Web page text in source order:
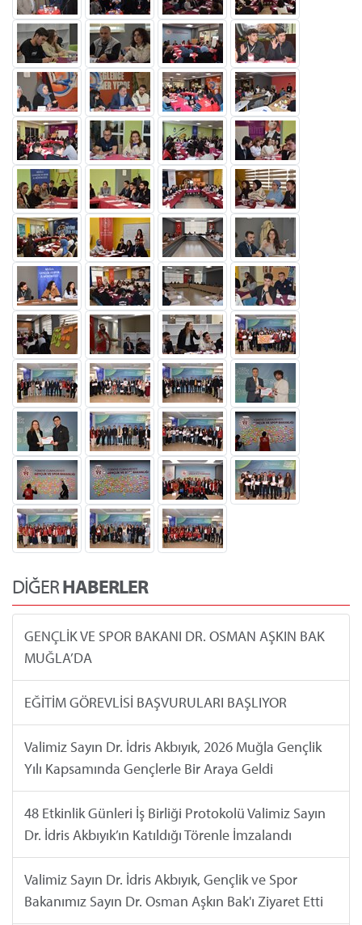
DİĞERHABERLER
GENÇLİK VE SPOR BAKANI DR. OSMAN AŞKIN BAK
MUĞLA’DA
EĞİTİM GÖREVLİSİ BAŞVURULARI BAŞLIYOR
Valimiz Sayın Dr. İdris Akbıyık, 2026 Muğla Gençlik
Yılı Kapsamında Gençlerle Bir Araya Geldi
48 Etkinlik Günleri İş Birliği Protokolü Valimiz Sayın
Dr. İdris Akbıyık’ın Katıldığı Törenle İmzalandı
Valimiz Sayın Dr. İdris Akbıyık, Gençlik ve Spor
Bakanımız Sayın Dr. Osman Aşkın Bak'ı Ziyaret Etti